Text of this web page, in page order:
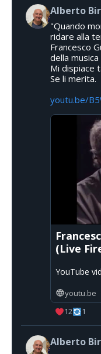
Alberto
"Quando
ridare alla
Francesco
della
Mi dispiace
Se li merita.
youtu.be/
(Live
YouTube
youtu.be
12
1
Alberto